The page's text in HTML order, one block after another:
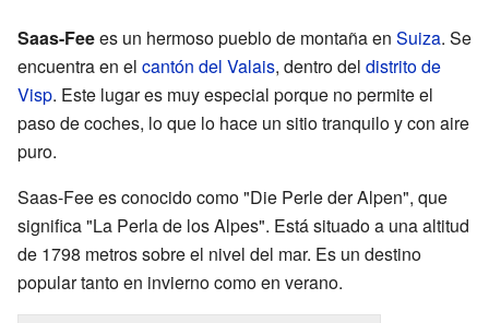
Saas-Feees un hermoso pueblo de montaña en Suiza. Se
encuentra en el cantón del Valais, dentro del distrito de
Visp. Este lugar es muy especial porque no permite el
paso de coches, lo que lo hace un sitio tranquilo y con aire
puro.
Saas-Fee es conocido como "Die Perle der Alpen", que
significa "La Perla de los Alpes". Está situado a una altitud
de 1798 metros sobre el nivel del mar. Es un destino
popular tanto en invierno como en verano.